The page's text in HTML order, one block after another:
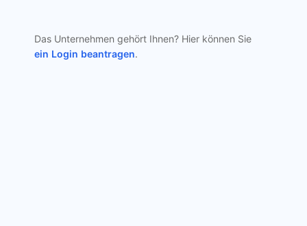
Das Unternehmen gehört Ihnen? Hier können Sie
ein Login beantragen.